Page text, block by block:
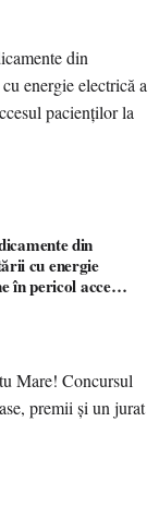
din
cu energie
în pericol accesul